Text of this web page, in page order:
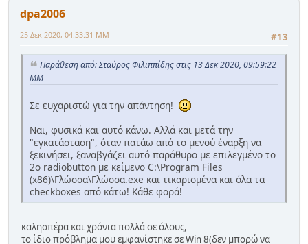
dpa2006
#13
25 Δεκ 2020, 04:33:31 ΜΜ
Παράθεση από: Σταύρος Φιλιππίδης στις 13 Δεκ 2020, 09:59:22
ΜΜ
Σε ευχαριστώ για την απάντηση!
Ναι, φυσικά και αυτό κάνω. Αλλά και μετά την
"εγκατάσταση", όταν πατάω από το μενού έναρξη να
ξεκινήσει, ξαναβγάζει αυτό παράθυρο με επιλεγμένο το
2ο radiobutton με κείμενο C:\Program Files
(x86)\Γλώσσα\Γλώσσα.exe και τικαρισμένα και όλα τα
checkboxes από κάτω! Κάθε φορά!
καλησπέρα και χρόνια πολλά σε όλους,
το ίδιο πρόβλημα μου εμφανίστηκε σε Win 8(δεν μπορώ να